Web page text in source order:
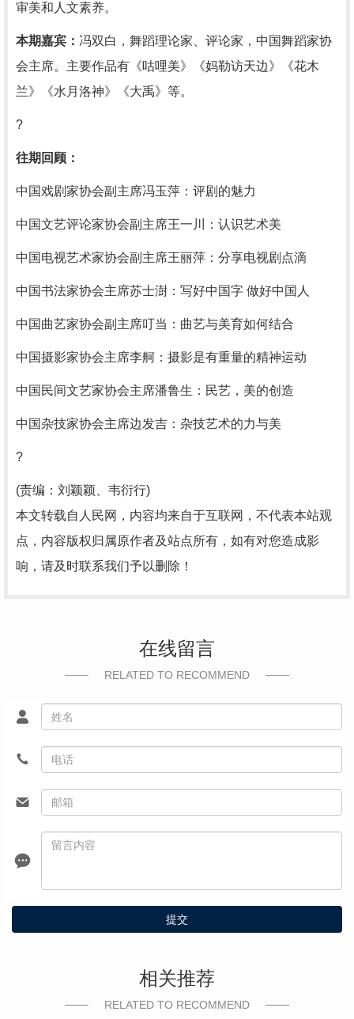
审美和人文素养。
本期嘉宾： 冯双白，舞蹈理论家、评论家，中国舞蹈家协
会主席。主要作品有《咕哩美》《妈勒访天边》《花木
兰》《水月洛神》《大禹》等。
?
往期回顾：
中国戏剧家协会副主席冯玉萍：评剧的魅力
中国文艺评论家协会副主席王一川：认识艺术美
中国电视艺术家协会副主席王丽萍：分享电视剧点滴
中国书法家协会主席苏士澍：写好中国字 做好中国人
中国曲艺家协会副主席叮当：曲艺与美育如何结合
中国摄影家协会主席李舸：摄影是有重量的精神运动
中国民间文艺家协会主席潘鲁生：民艺，美的创造
中国杂技家协会主席边发吉：杂技艺术的力与美
?
(责编：刘颖颖、韦衍行)
本文转载自人民网，内容均来自于互联网，不代表本站观
点，内容版权归属原作者及站点所有，如有对您造成影
响，请及时联系我们予以删除！
在线留言
RELATED TO RECOMMEND
提交
相关推荐
RELATED TO RECOMMEND